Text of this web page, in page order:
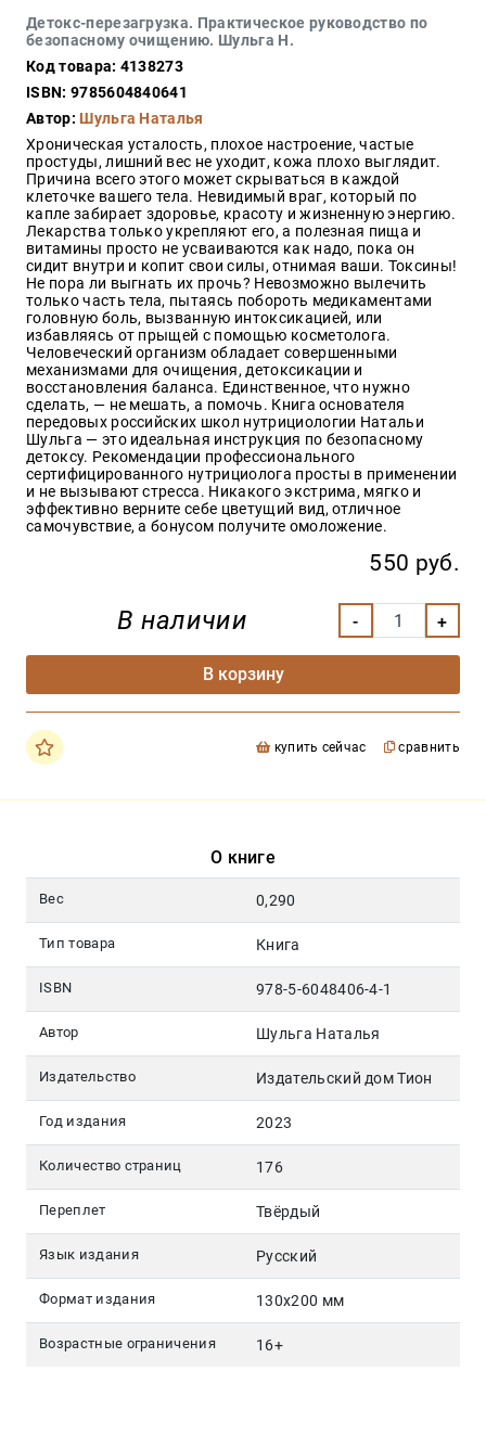
Детокс-перезагрузка. Практическое руководство по
безопасному очищению. Шульга Н.
Код товара: 4138273
ISBN: 9785604840641
Автор:Шульга Наталья
Хроническая усталость, плохое настроение, частые
простуды, лишний вес не уходит, кожа плохо выглядит.
Причина всего этого может скрываться в каждой
клеточке вашего тела. Невидимый враг, который по
капле забирает здоровье, красоту и жизненную энергию.
Лекарства только укрепляют его, а полезная пища и
витамины просто не усваиваются как надо, пока он
сидит внутри и копит свои силы, отнимая ваши. Токсины!
Не пора ли выгнать их прочь? Невозможно вылечить
только часть тела, пытаясь побороть медикаментами
головную боль, вызванную интоксикацией, или
избавляясь от прыщей с помощью косметолога.
Человеческий организм обладает совершенными
механизмами для очищения, детоксикации и
восстановления баланса. Единственное, что нужно
сделать, — не мешать, а помочь. Книга основателя
передовых российских школ нутрициологии Натальи
Шульга — это идеальная инструкция по безопасному
детоксу. Рекомендации профессионального
сертифицированного нутрициолога просты в применении
и не вызывают стресса. Никакого экстрима, мягко и
эффективно верните себе цветущий вид, отличное
самочувствие, а бонусом получите омоложение.
550 руб.
В наличии
В корзину
купить сейчас сравнить
О книге
Вес 0,290
Тип товара Книга
ISBN 978-5-6048406-4-1
Автор Шульга Наталья
Издательство Издательский дом Тион
Год издания 2023
Количество страниц 176
Переплет Твёрдый
Язык издания Русский
Формат издания 130х200 мм
Возрастные ограничения 16+
Красота
здоровье
Оптовикам
Авторам
Контакты
Мероприятия
+7(499)
350-17-
79
Москва
pochta@den-
magazin.ru